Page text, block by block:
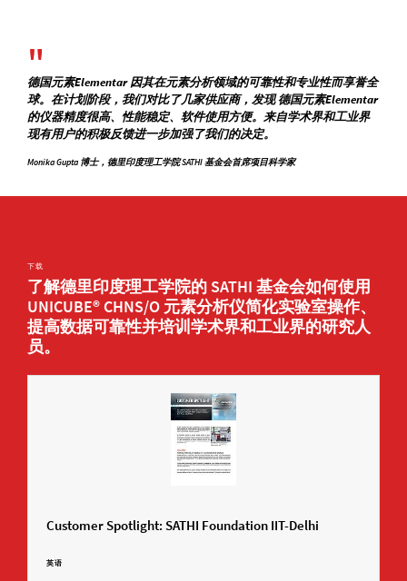
德国元素Elementar 因其在元素分析领域的可靠性和专业性而享誉全
球。在计划阶段，我们对比了几家供应商，发现 德国元素Elementar
的仪器精度很高、性能稳定、软件使用方便。来自学术界和工业界
现有用户的积极反馈进一步加强了我们的决定。
Monika Gupta 博士，德里印度理工学院 SATHI 基金会首席项目科学家
下载
了解德里印度理工学院的 SATHI 基金会如何使用
UNICUBE® CHNS/O 元素分析仪简化实验室操作、
提高数据可靠性并培训学术界和工业界的研究人
员。
Customer Spotlight: SATHI Foundation IIT-Delhi
英语